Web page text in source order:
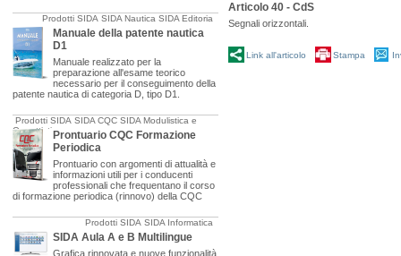
Prodotti SIDA SIDA Nautica SIDA Editoria
Manuale della patente nautica
D1
Manuale realizzato per la
preparazione all'esame teorico
necessario per il conseguimento della
patente nautica di categoria D, tipo D1.
Prodotti SIDA SIDA CQC SIDA Modulistica e
OggettisticaProntuario CQC Formazione
Periodica
Prontuario con argomenti di attualità e
informazioni utili per i conducenti
professionali che frequentano il corso
di formazione periodica (rinnovo) della CQC
Prodotti SIDA SIDA Informatica
SIDA Aula A e B Multilingue
Grafica rinnovata e nuove funzionalità
Articolo 40 - CdS
Segnali orizzontali.
Link all'articolo Stampa